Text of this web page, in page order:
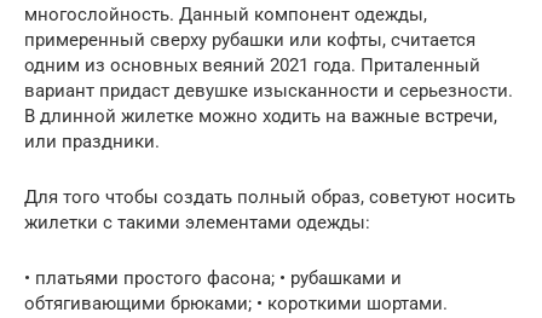
многослойность. Данный компонент одежды,
примеренный сверху рубашки или кофты, считается
одним из основных веяний 2021 года. Приталенный
вариант придаст девушке изысканности и серьезности.
В длинной жилетке можно ходить на важные встречи,
или праздники.
Для того чтобы создать полный образ, советуют носить
жилетки с такими элементами одежды:
• платьями простого фасона; • рубашками и
обтягивающими брюками; • короткими шортами.